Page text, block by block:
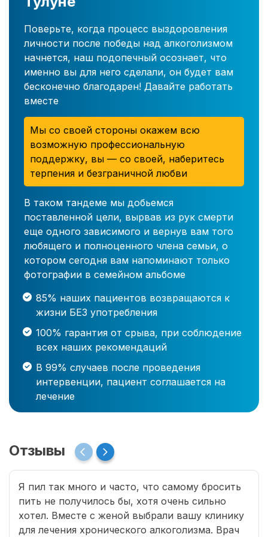
Поверьте, когда процесс выздоровления
личности после победы над алкоголизмом
начнется, наш подопечный осознает, что
именно вы для него сделали, он будет вам
бесконечно благодарен! Давайте работать
вместе
Мы со своей стороны окажем всю
возможную профессиональную
поддержку, вы — со своей, наберитесь
терпения и безграничной любви
В таком тандеме мы добьемся
поставленной цели, вырвав из рук смерти
еще одного зависимого и вернув вам того
любящего и полноценного члена семьи, о
котором сегодня вам напоминают только
фотографии в семейном альбоме
85% наших пациентов возвращаются к
жизни БЕЗ употребления
100% гарантия от срыва, при соблюдение
всех наших рекомендаций
В 99% случаев после проведения
интервенции, пациент соглашается на
лечение
Отзывы
Я пил так много и часто, что самому бросить
пить не получилось бы, хотя очень сильно
хотел. Вместе с женой выбрали вашу клинику
для лечения хронического алкоголизма. Врач